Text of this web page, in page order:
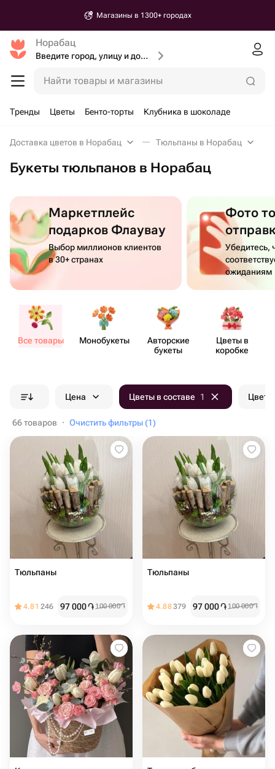
Магазины в 1300+ городах
Норабац
Введите город, улицу и дом доставки
Найти товары и магазины
Тренды Цветы Бенто-торты Клубника в шоколаде
Доставка цветов в Норабац Тюльпаны в Норабац
Букеты тюльпанов в Норабац
Маркетплейс
подарков Флаувау
Выбор миллионов клиентов
в 30+ странах
Фото
Убедитесь,
ожиданиям
Все товары Моно​букеты
Авторские
букеты
Цветы в
коробке
Цена Цветы в составе 1 Цвет
66 товаров · Очистить фильтры (1)
Тюльпаны
4.81 246 97 000֏ 100 000֏
Тюльпаны
4.88379 97 000֏ 100 000֏